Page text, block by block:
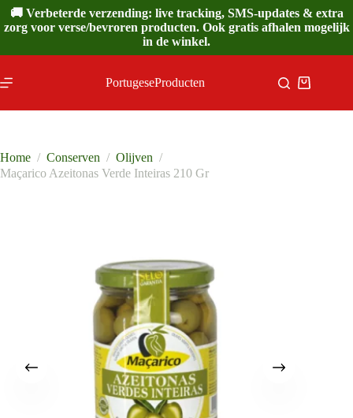
Ga
naar
de
🚚 Verbeterde verzending: live tracking, SMS-updates & extra
zorg voor verse/bevroren producten. Ook gratis afhalen mogelijk
in de winkel.
PortugeseProducten
Home / Conserven / Olijven /
Maçarico Azeitonas Verde Inteiras 210 Gr